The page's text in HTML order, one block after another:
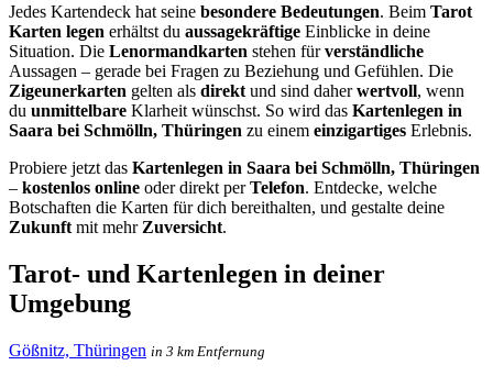
Jedes Kartendeck hat seine besondere Bedeutungen. Beim Tarot
Karten legen erhältst du aussagekräftige Einblicke in deine
Situation. Die Lenormandkarten stehen fürverständliche
Aussagen – gerade bei Fragen zu Beziehung und Gefühlen. Die
Zigeunerkarten gelten als direkt und sind daherwertvoll, wenn
du unmittelbare Klarheit wünschst. So wird das Kartenlegen in
Saara bei Schmölln, Thüringen zu einem einzigartiges Erlebnis.
Probiere jetzt das Kartenlegen in Saara bei Schmölln, Thüringen
– kostenlos online oder direkt perTelefon. Entdecke, welche
Botschaften die Karten für dich bereithalten, und gestalte deine
Zukunft mit mehr Zuversicht.
Tarot- und Kartenlegen in deiner
Umgebung
Gößnitz, Thüringen in 3 km Entfernung